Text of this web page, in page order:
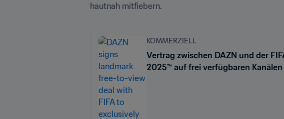
hautnah mitfiebern.
KOMMERZIELL
Vertrag zwischen DAZN und der
2025™ auf frei verfügbaren Kanälen